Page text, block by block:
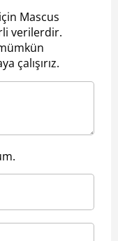
Mascus
verilerdir.
çalışırız.